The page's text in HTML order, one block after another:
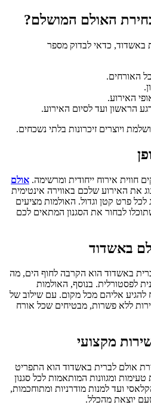
האולם המושלם?
באשדוד, כדאי לבדוק מספר
האורחים.
האירוע.
הראשון ועד לסיום האירוע.
ויוצרים זיכרונות בלתי נשכחים.
אירוח ייחודית ומרשימה. אולם
את האירוע שלכם באווירה אינטימית
פרט קטן וגדול. האולמות מציעים
לבחור את הסגנון המתאים לכם
באשדוד
באשדוד הוא הקרבה לחוף הים, מה
לפסטורלית. בנוסף, האולמות
להגיע אליהם מכל מקום. עם שילוב של
ללא פשרות, מבטיחים שכל אורח
מקצועי
אולם לברית באשדוד הוא התפריט
ומגוונות המותאמות לכל סגנון
ועד למנות מודרניות ומתוחכמות,
טעם יוצאת מהכלל.